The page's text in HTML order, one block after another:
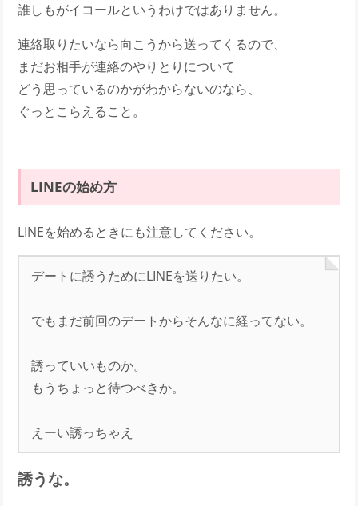
誰しもがイコールというわけではありません。
連絡取りたいなら向こうから送ってくるので、
まだお相手が連絡のやりとりについて
どう思っているのかがわからないのなら、
ぐっとこらえること。
LINEの始め方
LINEを始めるときにも注意してください。
デートに誘うためにLINEを送りたい。
でもまだ前回のデートからそんなに経ってない。
誘っていいものか。
もうちょっと待つべきか。
えーい誘っちゃえ
誘うな。